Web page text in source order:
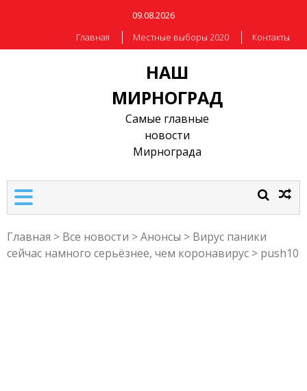
09.08.2026
Главная
Местные выборы 2020 Контакты
НАШ
МИРНОГРАД
Самые главные
новости
Мирнограда
Главная > Все новости >Анонсы > Вирус паники
сейчас намного серьёзнее, чем коронавирус > push10